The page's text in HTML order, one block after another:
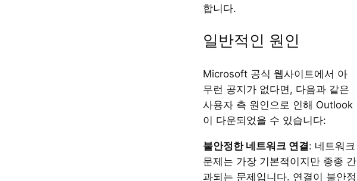
합니다.
일반적인 원인
Microsoft 공식 웹사이트에서 아
무런 공지가 없다면, 다음과 같은
사용자 측 원인으로 인해 Outlook
이 다운되었을 수 있습니다:
불안정한 네트워크 연결: 네트워크
문제는 가장 기본적이지만 종종 간
과되는 문제입니다. 연결이 불안정